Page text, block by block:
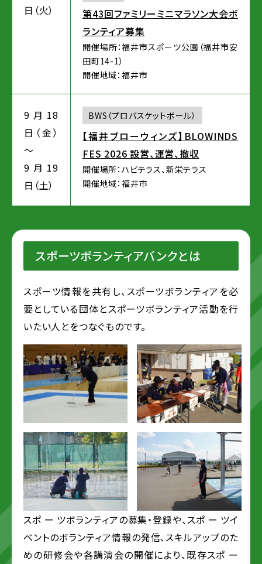
日（火）
第43回ファミリーミニマラソン大会ボ
ランティア募集
開催場所：福井市スポーツ公園（福井市安
田町14-1）
開催地域：福井市
9月18
日（金）
～
9月19
日（土）
BWS（プロバスケットボール）
【福井ブローウィンズ】BLOWINDS
FES 2026 設営、運営、撤収
開催場所：ハピテラス、新栄テラス
開催地域：福井市
スポーツボランティアバンクとは
スポーツ情報を共有し、スポーツボランティアを必
要としている団体とスポーツボランティア活動を行
いたい人とをつなぐものです。
スポ ー ツボランティアの募集・登録や、スポ ー ツイ
ベントのボランティア情報の発信、スキルアップのた
めの研修会や各講演会の開催により、既存スポ ー